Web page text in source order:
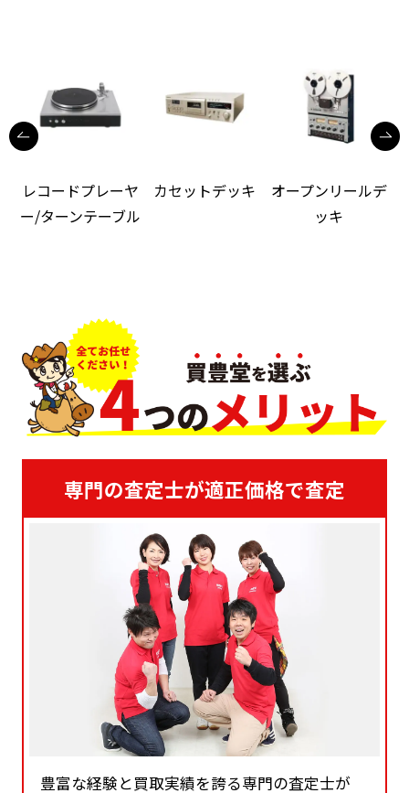
レコードプレーヤ
ー/ターンテーブル
カセットデッキ
オープンリールデ
ッキ
専門の査定士が適正価格で査定
豊富な経験と買取実績を誇る専門の査定士が